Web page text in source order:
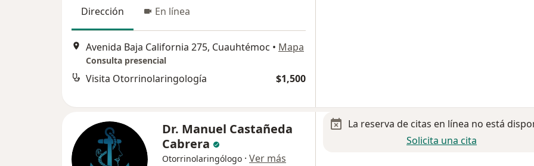
Dirección En línea
Avenida Baja California 275, Cuauhtémoc • Mapa
Consulta presencial
Visita Otorrinolaringología $1,500
Dr. Manuel Castañeda
Cabrera
Otorrinolaringólogo · Ver más
La reserva de citas en línea no está
Solicita una cita